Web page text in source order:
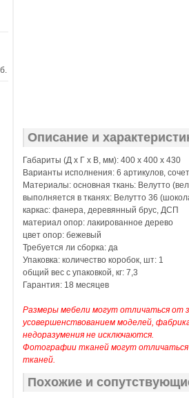
Описание и
Габариты (Д x Г х В, мм): 400 x 400 x 430
Варианты исполнения: 6 артикулов,
Материалы: основная ткань: Велутто
выполняется в тканях: Велутто 36
каркас: фанера, деревянный брус, ДСП
материал опор: лакированное дерево
цвет опор: бежевый
Требуется ли сборка: да
Упаковка: количество коробок, шт: 1
общий вес с упаковкой, кг: 7,3
Гарантия: 18 месяцев
Размеры мебели могут отличаться от
усовершенствованием моделей,
недоразумения не исключаются.
Фотографии тканей могут
тканей.
Похожие и